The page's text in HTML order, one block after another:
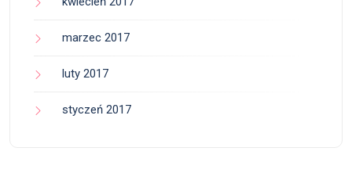
marzec 2017
luty 2017
styczeń 2017